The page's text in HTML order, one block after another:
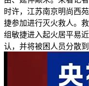
时许，江苏南京明尚西
捷参加进行灭火救人。
组敏捷进入起火居平易
认，并将被困人员分散到